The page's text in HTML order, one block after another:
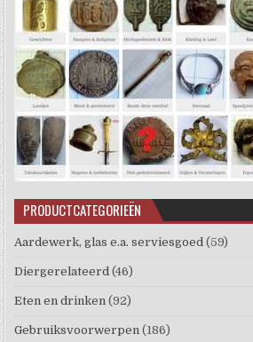
PRODUCTCATEGORIEËN
Aardewerk, glas e.a. serviesgoed (59)
Diergerelateerd (46)
Eten en drinken (92)
Gebruiksvoorwerpen (186)